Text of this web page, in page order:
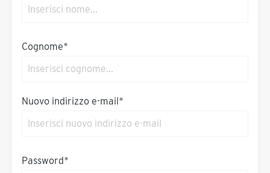
Cognome*
Nuovo indirizzo e-mail*
Password*